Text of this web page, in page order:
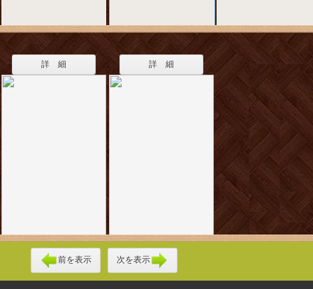
詳 細 詳 細
前を表示 次を表示